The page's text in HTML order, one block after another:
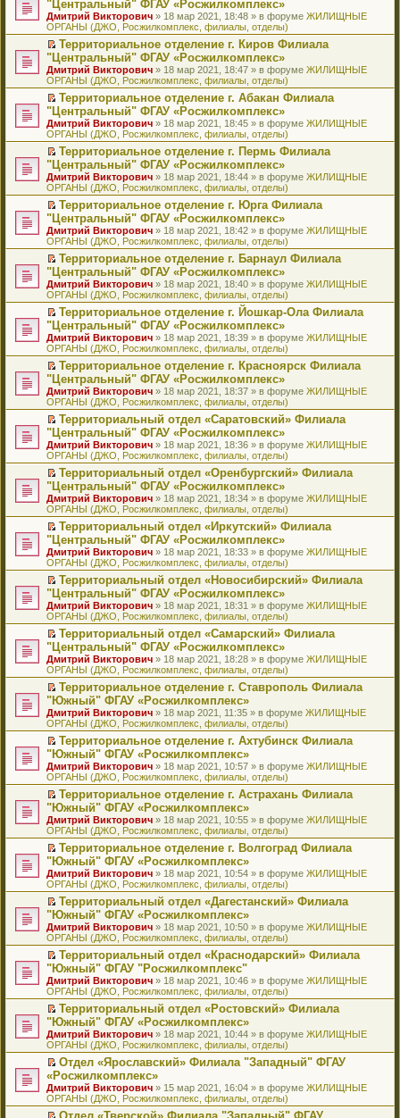
и
ю
щ
е
н
и
ю
у
с
о
о
б
щ
е
н
и
ю
н
н
о
м
с
о
о
б
щ
е
н
и
ю
и
т
а
н
н
о
м
у
с
о
о
б
щ
е
н
и
ю
е
п
р
о
ч
и
т
а
н
н
о
м
у
с
о
о
б
щ
е
н
и
ю
в
о
м
у
н
е
п
р
о
ч
и
т
а
н
н
о
м
у
с
о
о
б
щ
е
н
и
ю
и
к
п
е
р
в
о
м
у
н
е
п
р
о
ч
и
т
а
н
н
о
м
у
с
о
о
б
щ
е
н
и
ю
е
р
е
й
т
и
к
п
е
р
в
о
м
у
н
е
п
р
о
ч
и
т
а
н
н
о
м
у
с
о
о
б
щ
е
н
и
ю
"Центральный" ФГАУ «Росжилкомплекс»
Дмитрий Викторович » 18 мар 2021, 18:48 » в форуме ЖИЛИЩНЫЕ
ОРГАНЫ (ДЖО, Росжилкомплекс, филиалы, отделы)
П
е
р
е
й
т
и
к
п
е
р
в
о
м
у
н
е
п
р
о
ч
и
т
а
н
н
о
м
у
с
о
о
б
щ
е
н
и
ю
Территориальное отделение г. Киров Филиала
"Центральный" ФГАУ «Росжилкомплекс»
Дмитрий Викторович » 18 мар 2021, 18:47 » в форуме ЖИЛИЩНЫЕ
ОРГАНЫ (ДЖО, Росжилкомплекс, филиалы, отделы)
П
е
р
е
й
т
и
к
п
е
р
в
о
м
у
н
е
п
р
о
ч
и
т
а
н
н
о
м
у
с
о
о
б
щ
е
н
и
ю
Территориальное отделение г. Абакан Филиала
"Центральный" ФГАУ «Росжилкомплекс»
Дмитрий Викторович » 18 мар 2021, 18:45 » в форуме ЖИЛИЩНЫЕ
ОРГАНЫ (ДЖО, Росжилкомплекс, филиалы, отделы)
П
е
р
е
й
т
и
к
п
е
р
в
о
м
у
н
е
п
р
о
ч
и
т
а
н
н
о
м
у
с
о
о
б
щ
е
н
и
ю
Территориальное отделение г. Пермь Филиала
"Центральный" ФГАУ «Росжилкомплекс»
Дмитрий Викторович » 18 мар 2021, 18:44 » в форуме ЖИЛИЩНЫЕ
ОРГАНЫ (ДЖО, Росжилкомплекс, филиалы, отделы)
П
е
р
е
й
т
и
к
п
е
р
в
о
м
у
н
е
п
р
о
ч
и
т
а
н
н
о
м
у
с
о
о
б
щ
е
н
и
ю
Территориальное отделение г. Юрга Филиала
"Центральный" ФГАУ «Росжилкомплекс»
Дмитрий Викторович » 18 мар 2021, 18:42 » в форуме ЖИЛИЩНЫЕ
ОРГАНЫ (ДЖО, Росжилкомплекс, филиалы, отделы)
П
е
р
е
й
т
и
к
п
е
р
в
о
м
у
н
е
п
р
о
ч
и
т
а
н
н
о
м
у
с
о
о
б
щ
е
н
и
ю
Территориальное отделение г. Барнаул Филиала
"Центральный" ФГАУ «Росжилкомплекс»
Дмитрий Викторович » 18 мар 2021, 18:40 » в форуме ЖИЛИЩНЫЕ
ОРГАНЫ (ДЖО, Росжилкомплекс, филиалы, отделы)
П
е
р
е
й
т
и
к
п
е
р
в
о
м
у
н
е
п
р
о
ч
и
т
а
н
н
о
м
у
с
о
о
б
щ
е
н
и
ю
Территориальное отделение г. Йошкар-Ола Филиала
"Центральный" ФГАУ «Росжилкомплекс»
Дмитрий Викторович » 18 мар 2021, 18:39 » в форуме ЖИЛИЩНЫЕ
ОРГАНЫ (ДЖО, Росжилкомплекс, филиалы, отделы)
П
е
р
е
й
т
и
к
п
е
р
в
о
м
у
н
е
п
р
о
ч
и
т
а
н
н
о
м
у
с
о
о
б
щ
е
н
и
ю
Территориальное отделение г. Красноярск Филиала
"Центральный" ФГАУ «Росжилкомплекс»
Дмитрий Викторович » 18 мар 2021, 18:37 » в форуме ЖИЛИЩНЫЕ
ОРГАНЫ (ДЖО, Росжилкомплекс, филиалы, отделы)
П
е
р
е
й
т
и
к
п
е
р
в
о
м
у
н
е
п
р
о
ч
и
т
а
н
н
о
м
у
с
о
о
б
щ
е
н
и
ю
Территориальный отдел «Саратовский» Филиала
"Центральный" ФГАУ «Росжилкомплекс»
Дмитрий Викторович » 18 мар 2021, 18:36 » в форуме ЖИЛИЩНЫЕ
ОРГАНЫ (ДЖО, Росжилкомплекс, филиалы, отделы)
П
е
р
е
й
т
и
к
п
е
р
в
о
м
у
н
е
п
р
о
ч
и
т
а
н
н
о
м
у
с
о
о
б
щ
е
н
и
ю
Территориальный отдел «Оренбургский» Филиала
"Центральный" ФГАУ «Росжилкомплекс»
Дмитрий Викторович » 18 мар 2021, 18:34 » в форуме ЖИЛИЩНЫЕ
ОРГАНЫ (ДЖО, Росжилкомплекс, филиалы, отделы)
П
е
р
е
й
т
и
к
п
е
р
в
о
м
у
н
е
п
р
о
ч
и
т
а
н
н
о
м
у
с
о
о
б
щ
е
н
и
ю
Территориальный отдел «Иркутский» Филиала
"Центральный" ФГАУ «Росжилкомплекс»
Дмитрий Викторович » 18 мар 2021, 18:33 » в форуме ЖИЛИЩНЫЕ
ОРГАНЫ (ДЖО, Росжилкомплекс, филиалы, отделы)
П
е
р
е
й
т
и
к
п
е
р
в
о
м
у
н
е
п
р
о
ч
и
т
а
н
н
о
м
у
с
о
о
б
щ
е
н
и
ю
Территориальный отдел «Новосибирский» Филиала
"Центральный" ФГАУ «Росжилкомплекс»
Дмитрий Викторович » 18 мар 2021, 18:31 » в форуме ЖИЛИЩНЫЕ
ОРГАНЫ (ДЖО, Росжилкомплекс, филиалы, отделы)
П
е
р
е
й
т
и
к
п
е
р
в
о
м
у
н
е
п
р
о
ч
и
т
а
н
н
о
м
у
с
о
о
б
щ
е
н
и
ю
Территориальный отдел «Самарский» Филиала
"Центральный" ФГАУ «Росжилкомплекс»
Дмитрий Викторович » 18 мар 2021, 18:28 » в форуме ЖИЛИЩНЫЕ
ОРГАНЫ (ДЖО, Росжилкомплекс, филиалы, отделы)
П
е
р
е
й
т
и
к
п
е
р
в
о
м
у
н
е
п
р
о
ч
и
т
а
н
н
о
м
у
с
о
о
б
щ
е
н
ю
Территориальное отделение г. Ставрополь Филиала
"Южный" ФГАУ «Росжилкомплекс»
Дмитрий Викторович » 18 мар 2021, 11:35 » в форуме ЖИЛИЩНЫЕ
ОРГАНЫ (ДЖО, Росжилкомплекс, филиалы, отделы)
П
е
р
е
й
т
и
к
п
е
р
в
о
м
у
н
е
п
р
о
ч
и
т
а
н
н
о
м
у
с
о
б
щ
е
Территориальное отделение г. Ахтубинск Филиала
"Южный" ФГАУ «Росжилкомплекс»
Дмитрий Викторович » 18 мар 2021, 10:57 » в форуме ЖИЛИЩНЫЕ
ОРГАНЫ (ДЖО, Росжилкомплекс, филиалы, отделы)
П
е
р
е
й
т
и
к
п
е
р
в
о
м
у
н
е
п
р
о
ч
и
т
а
н
н
м
у
с
Территориальное отделение г. Астрахань Филиала
"Южный" ФГАУ «Росжилкомплекс»
Дмитрий Викторович » 18 мар 2021, 10:55 » в форуме ЖИЛИЩНЫЕ
ОРГАНЫ (ДЖО, Росжилкомплекс, филиалы, отделы)
П
е
р
е
й
т
и
к
п
е
р
в
о
м
у
н
е
п
р
о
ч
т
а
н
Территориальное отделение г. Волгоград Филиала
"Южный" ФГАУ «Росжилкомплекс»
Дмитрий Викторович » 18 мар 2021, 10:54 » в форуме ЖИЛИЩНЫЕ
ОРГАНЫ (ДЖО, Росжилкомплекс, филиалы, отделы)
П
е
р
е
й
т
и
к
п
е
р
в
о
м
у
н
п
р
о
Территориальный отдел «Дагестанский» Филиала
"Южный" ФГАУ «Росжилкомплекс»
Дмитрий Викторович » 18 мар 2021, 10:50 » в форуме ЖИЛИЩНЫЕ
ОРГАНЫ (ДЖО, Росжилкомплекс, филиалы, отделы)
П
е
р
е
й
т
и
к
п
е
р
о
м
у
Территориальный отдел «Краснодарский» Филиала
"Южный" ФГАУ "Росжилкомплекс"
Дмитрий Викторович » 18 мар 2021, 10:46 » в форуме ЖИЛИЩНЫЕ
ОРГАНЫ (ДЖО, Росжилкомплекс, филиалы, отделы)
П
е
р
е
й
т
к
п
е
Территориальный отдел «Ростовский» Филиала
"Южный" ФГАУ «Росжилкомплекс»
Дмитрий Викторович » 18 мар 2021, 10:44 » в форуме ЖИЛИЩНЫЕ
ОРГАНЫ (ДЖО, Росжилкомплекс, филиалы, отделы)
П
р
е
й
Отдел «Ярославский» Филиала "Западный" ФГАУ
«Росжилкомплекс»
Дмитрий Викторович » 15 мар 2021, 16:04 » в форуме ЖИЛИЩНЫЕ
ОРГАНЫ (ДЖО, Росжилкомплекс, филиалы, отделы)
Отдел «Тверской» Филиала "Западный" ФГАУ